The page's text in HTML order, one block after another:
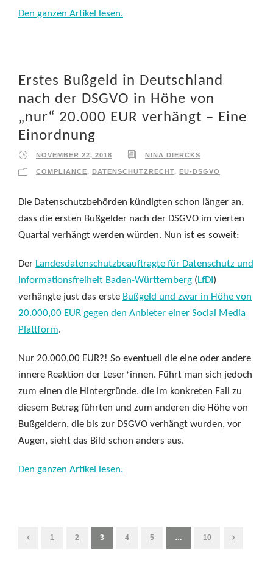
Den ganzen Artikel lesen.
Erstes Bußgeld in Deutschland
nach der DSGVO in Höhe von
„nur“ 20.000 EUR verhängt – Eine
Einordnung
NOVEMBER 22, 2018 NINA DIERCKS
COMPLIANCE, DATENSCHUTZRECHT, EU-DSGVO
Die Datenschutzbehörden kündigten schon länger an,
dass die ersten Bußgelder nach der DSGVO im vierten
Quartal verhängt werden würden. Nun ist es soweit:
Der Landesdatenschutzbeauftragte für Datenschutz und
Informationsfreiheit Baden-Württemberg (LfDI)
verhängte just das erste Bußgeld und zwar in Höhe von
20.000,00 EUR gegen den Anbieter einer Social Media
Plattform.
Nur 20.000,00 EUR?! So eventuell die eine oder andere
innere Reaktion der Leser*innen. Führt man sich jedoch
zum einen die Hintergründe, die im konkreten Fall zu
diesem Betrag führten und zum anderen die Höhe von
Bußgeldern, die bis zur DSGVO verhängt wurden, vor
Augen, sieht das Bild schon anders aus.
Den ganzen Artikel lesen.
1 2 3 4 5 … 10